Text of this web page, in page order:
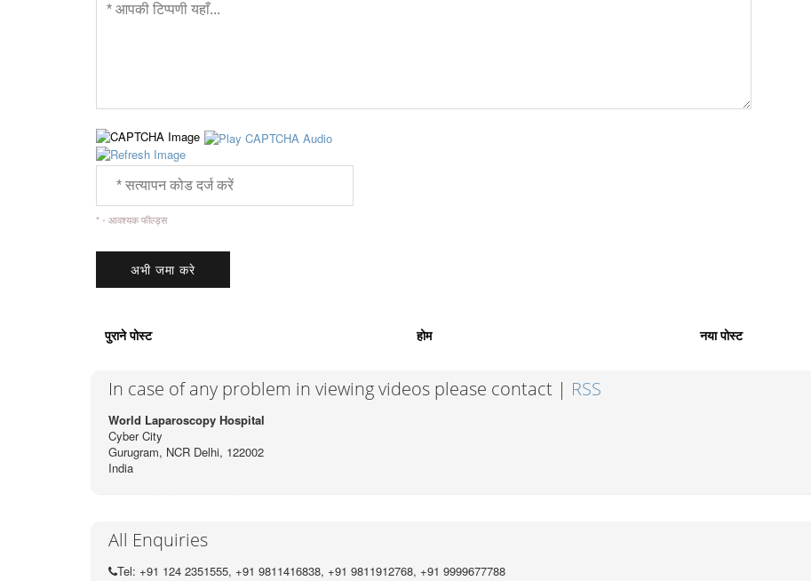
* - आवश्यक फील्ड्स
पुराने पोस्ट होम नया पोस्ट
In case of any problem in viewing videos please contact | RSS
World Laparoscopy Hospital
Cyber City
Gurugram, NCR Delhi, 122002
India
All Enquiries
Tel: +91 124 2351555, +91 9811416838, +91 9811912768, +91 9999677788